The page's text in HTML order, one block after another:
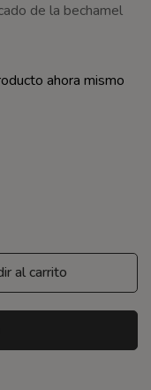
de la bechamel
ahora mismo
al carrito